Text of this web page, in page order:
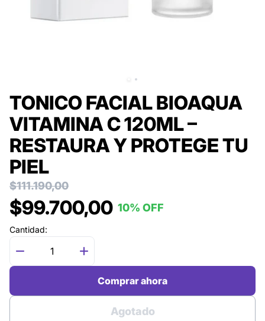
TONICO FACIAL BIOAQUA
VITAMINA C 120ML –
RESTAURA Y PROTEGE TU
PIEL
$111.190,00
$99.700,00 10% OFF
Cantidad:
Comprar ahora
Agotado